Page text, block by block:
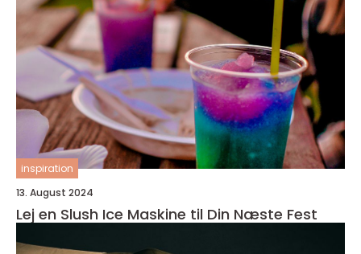
inspiration
13. August 2024
Lej en Slush Ice Maskine til Din Næste Fest